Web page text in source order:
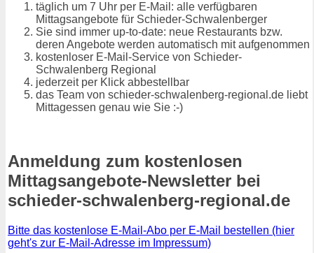
täglich um 7 Uhr per E-Mail: alle verfügbaren
Mittagsangebote für Schieder-Schwalenberger
Sie sind immer up-to-date: neue Restaurants bzw.
deren Angebote werden automatisch mit aufgenommen
kostenloser E-Mail-Service von Schieder-
Schwalenberg Regional
jederzeit per Klick abbestellbar
das Team von schieder-schwalenberg-regional.de liebt
Mittagessen genau wie Sie :-)
Anmeldung zum kostenlosen
Mittagsangebote-Newsletter bei
schieder-schwalenberg-regional.de
Bitte das kostenlose E-Mail-Abo per E-Mail bestellen (hier
geht's zur E-Mail-Adresse im Impressum)